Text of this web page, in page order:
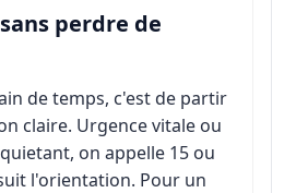
perdre de
de temps, c'est de partir
claire. Urgence vitale ou
on appelle 15 ou
l'orientation. Pour un